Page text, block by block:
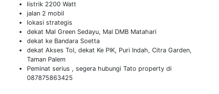
listrik 2200 Watt
jalan 2 mobil
lokasi strategis
dekat Mal Green Sedayu, Mal DMB Matahari
dekat ke Bandara Soetta
dekat Akses Tol, dekat Ke PIK, Puri Indah, Citra Garden,
Taman Palem
Peminat serius , segera hubungi Tato property di
087875863425